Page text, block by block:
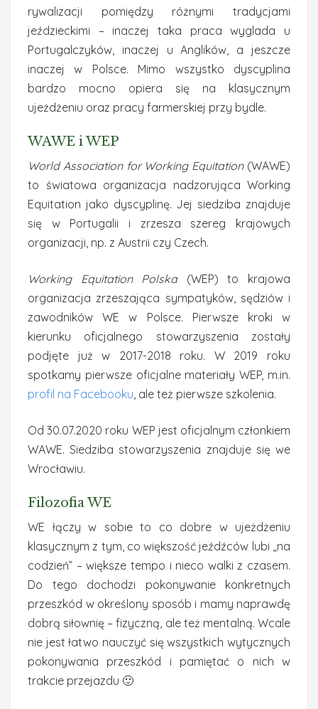
rywalizacji pomiędzy różnymi tradycjami
jeździeckimi – inaczej taka praca wyglada u
Portugalczyków, inaczej u Anglików, a jeszcze
inaczej w Polsce. Mimo wszystko dyscyplina
bardzo mocno opiera się na klasycznym
ujeżdżeniu oraz pracy farmerskiej przy bydle.
WAWE i WEP
World Association for Working Equitation(WAWE)
to światowa organizacja nadzorująca Working
Equitation jako dyscyplinę. Jej siedziba znajduje
się w Portugalii i zrzesza szereg krajowych
organizacji, np. z Austrii czy Czech.
Working Equitation Polska(WEP) to krajowa
organizacja zrzeszająca sympatyków, sędziów i
zawodników WE w Polsce. Pierwsze kroki w
kierunku oficjalnego stowarzyszenia zostały
podjęte już w 2017-2018 roku. W 2019 roku
spotkamy pierwsze oficjalne materiały WEP, m.in.
profil na Facebooku, ale też pierwsze szkolenia.
Od 30.07.2020 roku WEP jest oficjalnym członkiem
WAWE. Siedziba stowarzyszenia znajduje się we
Wrocławiu.
Filozofia WE
WE łączy w sobie to co dobre w ujeżdżeniu
klasycznym z tym, co większość jeźdźców lubi „na
codzień” – większe tempo i nieco walki z czasem.
Do tego dochodzi pokonywanie konkretnych
przeszkód w określony sposób i mamy naprawdę
dobrą siłownię – fizyczną, ale też mentalną. Wcale
nie jest łatwo nauczyć się wszystkich wytycznych
pokonywania przeszkód i pamiętać o nich w
trakcie przejazdu 🙂